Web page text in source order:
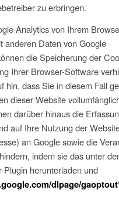
zu erbringen.
Analytics von Ihrem
anderen Daten von Google
die Speicherung der
Ihrer Browser-Software
hin, dass Sie in diesem Fall
dieser Website
darüber hinaus die
auf Ihre Nutzung der
an Google sowie die
indem sie das unter
Plugin herunterladen und
dlpage/